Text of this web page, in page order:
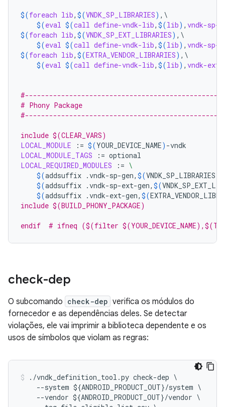
$(foreach lib, $(VNDK_SP_LIBRARIES) ,\
$(eval $(call define-vndk-lib, $(lib) , vndk-sp-
$(foreach lib, $(VNDK_SP_EXT_LIBRARIES) ,\
$(eval $(call define-vndk-lib, $(lib) , vndk-sp-
$(foreach lib, $(EXTRA_VENDOR_LIBRARIES) ,\
$(eval $(call define-vndk-lib, $(lib) , vndk-ext-
# Phony Package
include $(CLEAR_VARS)
LOCAL_MODULE
:= $(YOUR_DEVICE_NAME)
LOCAL_MODULE_TAGS
:=
LOCAL_REQUIRED_MODULES
:= \
$(addsuffix .vndk-sp-gen, $(VNDK_SP_LIBRARIES
$(addsuffix .vndk-sp-ext-gen, $(
$(addsuffix .vndk-ext-gen, $(
include $(BUILD_PHONY_PACKAGE)
endif  # ifneq ($(filter
check-dep
O subcomando check-dep verifica os módulos do
fornecedor e as dependências deles. Se detectar
violações, ele vai imprimir a biblioteca dependente e os
usos de símbolos que violam as regras:
./vndk_definition_tool .py check-dep \
--system ${ANDROID_PRODUCT_OUT}/system
--vendor ${ANDROID_PRODUCT_OUT}/vendor